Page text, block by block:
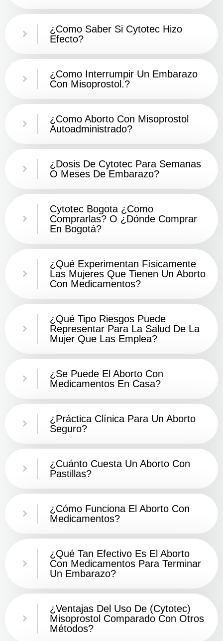
¿Como Saber Si Cytotec Hizo
Efecto?
¿como Interrumpir Un Embarazo
Con Misoprostol.?
¿Como Aborto Con Misoprostol
Autoadministrado?
¿Dosis De Cytotec Para Semanas
O Meses De Embarazo?
Cytotec Bogota ¿Como
Comprarlas? O ¿Dónde Comprar
En Bogotá?
¿Qué Experimentan Físicamente
Las Mujeres Que Tienen Un Aborto
Con Medicamentos?
¿Qué Tipo Riesgos Puede
Representar Para La Salud De La
Mujer Que Las Emplea?
¿Se Puede El Aborto Con
Medicamentos En Casa?
¿Práctica Clínica Para Un Aborto
Seguro?
¿Cuánto Cuesta Un Aborto Con
Pastillas?
¿Cómo Funciona El Aborto Con
Medicamentos?
¿Qué Tan Efectivo Es El Aborto
Con Medicamentos Para Terminar
Un Embarazo?
¿Ventajas Del Uso De (Cytotec)
Misoprostol Comparado Con Otros
Métodos?